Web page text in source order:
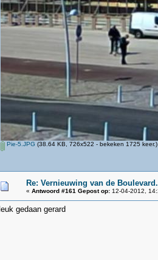
Pie-5.JPG (38.64 KB, 726x522 - bekeken 1725 keer.)
Re: Vernieuwing van de Boulevard.
« Antwoord #161 Gepost op:12-04-2012,
leuk gedaan gerard